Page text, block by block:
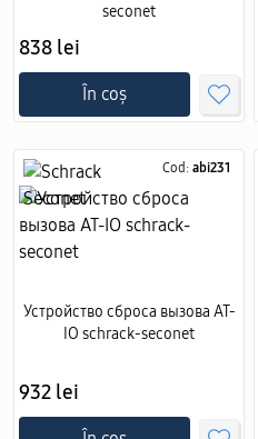
seconet
838 lei
În coș
Cod: abi231
Устройство сброса вызова AT-
IO schrack-seconet
932 lei